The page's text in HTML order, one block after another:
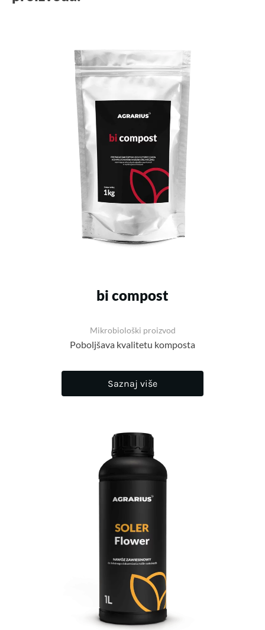
bi compost
Mikrobiološki proizvod
Poboljšava kvalitetu komposta
Saznaj više